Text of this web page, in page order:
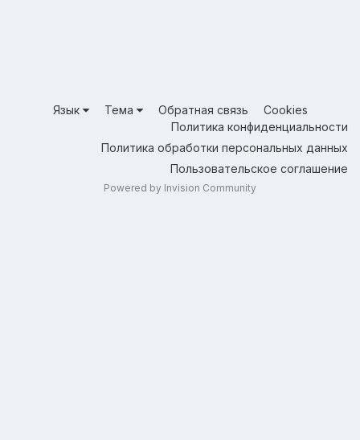
Язык Тема Обратная связь
Cookies
Политика конфиденциальности
Политика обработки персональных данных
Пользовательское соглашение
Powered by Invision Community